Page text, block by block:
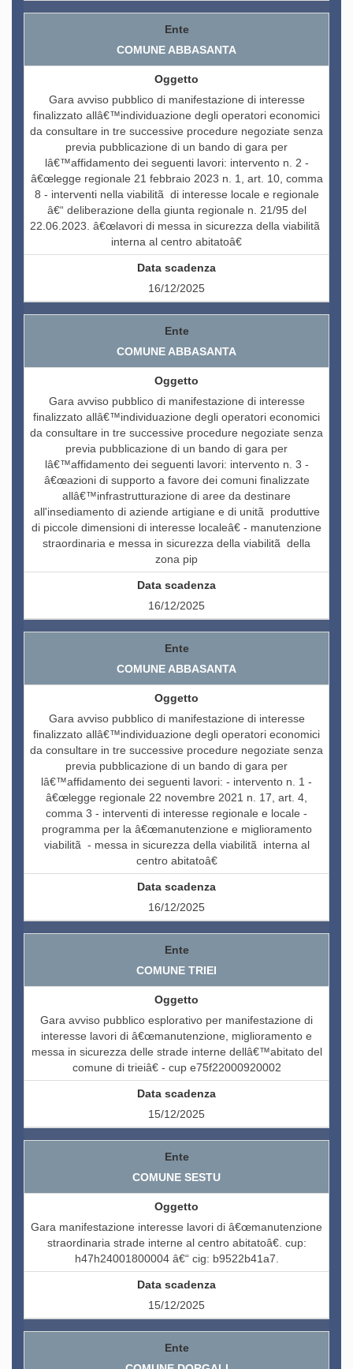
COMUNE ABBASANTA
Gara avviso pubblico di manifestazione di interesse
finalizzato allâ€™individuazione degli operatori economici
da consultare in tre successive procedure negoziate senza
previa pubblicazione di un bando di gara per
lâ€™affidamento dei seguenti lavori: intervento n. 2 -
â€œlegge regionale 21 febbraio 2023 n. 1, art. 10, comma
8 - interventi nella viabilitã di interesse locale e regionale
â€“ deliberazione della giunta regionale n. 21/95 del
22.06.2023. â€œlavori di messa in sicurezza della viabilitã
interna al centro abitatoâ€
16/12/2025
COMUNE ABBASANTA
Gara avviso pubblico di manifestazione di interesse
finalizzato allâ€™individuazione degli operatori economici
da consultare in tre successive procedure negoziate senza
previa pubblicazione di un bando di gara per
lâ€™affidamento dei seguenti lavori: intervento n. 3 -
â€œazioni di supporto a favore dei comuni finalizzate
allâ€™infrastrutturazione di aree da destinare
all'insediamento di aziende artigiane e di unitã produttive
di piccole dimensioni di interesse localeâ€ - manutenzione
straordinaria e messa in sicurezza della viabilitã della
zona pip
16/12/2025
COMUNE ABBASANTA
Gara avviso pubblico di manifestazione di interesse
finalizzato allâ€™individuazione degli operatori economici
da consultare in tre successive procedure negoziate senza
previa pubblicazione di un bando di gara per
lâ€™affidamento dei seguenti lavori: - intervento n. 1 -
â€œlegge regionale 22 novembre 2021 n. 17, art. 4,
comma 3 - interventi di interesse regionale e locale -
programma per la â€œmanutenzione e miglioramento
viabilitã - messa in sicurezza della viabilitã interna al
centro abitatoâ€
16/12/2025
COMUNE TRIEI
Gara avviso pubblico esplorativo per manifestazione di
interesse lavori di â€œmanutenzione, miglioramento e
messa in sicurezza delle strade interne dellâ€™abitato del
comune di trieiâ€ - cup e75f22000920002
15/12/2025
COMUNE SESTU
Gara manifestazione interesse lavori di â€œmanutenzione
straordinaria strade interne al centro abitatoâ€. cup:
h47h24001800004 â€“ cig: b9522b41a7.
15/12/2025